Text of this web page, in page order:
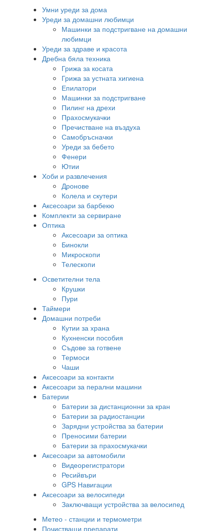
Умни уреди за дома
Уреди за домашни любимци
Машинки за подстригване на домашни
любимци
Уреди за здраве и красота
Дребна бяла техника
Грижа за косата
Грижа за устната хигиена
Епилатори
Машинки за подстригване
Пилинг на дрехи
Прахосмукачки
Пречистване на въздуха
Самобръсначки
Уреди за бебето
Фенери
Ютии
Хоби и развлечения
Дронове
Колела и скутери
Аксесоари за барбекю
Комплекти за сервиране
Оптика
Аксесоари за оптика
Бинокли
Микроскопи
Телескопи
Осветителни тела
Крушки
Пури
Таймери
Домашни потреби
Кутии за храна
Кухненски пособия
Съдове за готвене
Термоси
Чаши
Аксесоари за контакти
Аксесоари за перални машини
Батерии
Батерии за дистанционни за кран
Батерии за радиостанции
Зарядни устройства за батерии
Преносими батерии
Батерии за прахосмукачки
Аксесоари за автомобили
Видеорегистратори
Ресийвъри
GPS Навигации
Аксесоари за велосипеди
Заключващи устройства за велосипед
Метео - станции и термометри
Почистващи препарати